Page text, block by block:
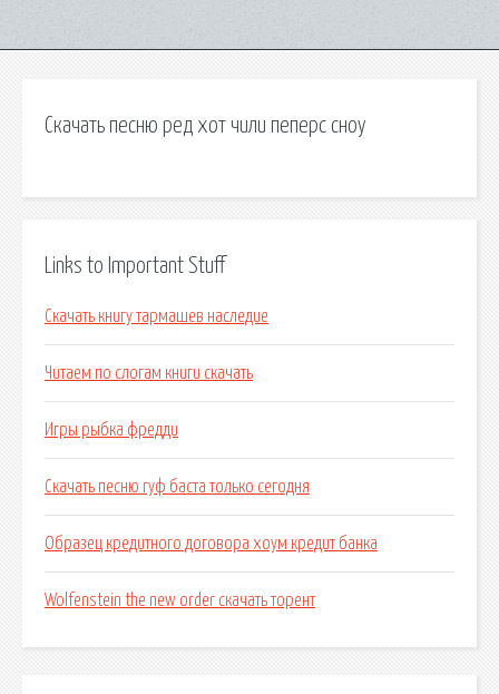
Скачать песню ред хот чили пеперс сноу
Links to Important Stuff
Скачать книгу тармашев наследие
Читаем по слогам книги скачать
Игры рыбка фредди
Скачать песню гуф баста только сегодня
Образец кредитного договора хоум кредит банка
Wolfenstein the new order скачать торент